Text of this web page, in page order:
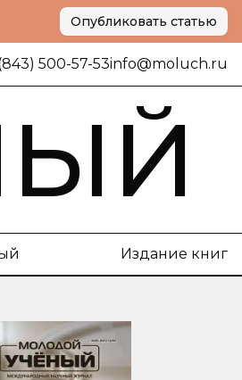
Опубликовать статью
500-57-53info@moluch.ru
Издание книг